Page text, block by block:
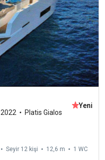
2022 Platis Gialos
Yeni
Seyir 12 kişi 12,6 m 1 WC